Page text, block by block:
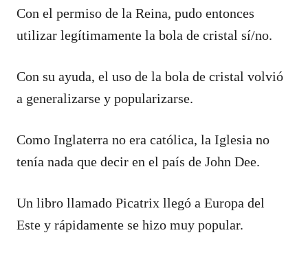
Con el permiso de la Reina, pudo entonces
utilizar legítimamente la bola de cristal sí/no.
Con su ayuda, el uso de la bola de cristal volvió
a generalizarse y popularizarse.
Como Inglaterra no era católica, la Iglesia no
tenía nada que decir en el país de John Dee.
Un libro llamado Picatrix llegó a Europa del
Este y rápidamente se hizo muy popular.